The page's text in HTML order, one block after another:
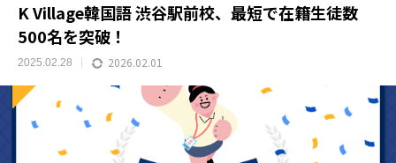
K Village韓国語 渋谷駅前校、最短で在籍生徒数
500名を突破！
2025.02.28 2026.02.01